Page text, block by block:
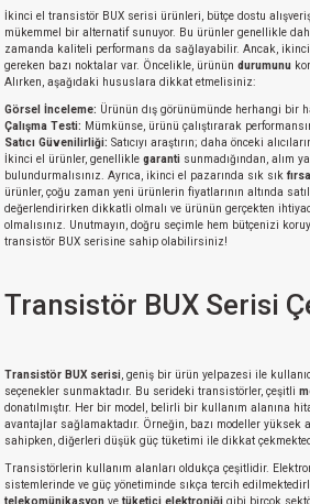
İkinci el transistör BUX serisi ürünleri, bütçe dostu
mükemmel bir alternatif sunuyor. Bu ürünler genellikle
zamanda kaliteli performans da sağlayabilir. Ancak,
gereken bazı noktalar var. Öncelikle, ürünün durumunu
Alırken, aşağıdaki hususlara dikkat etmelisiniz:
Görsel İnceleme: Ürünün dış görünümünde herhangi bir
Çalışma Testi: Mümkünse, ürünü çalıştırarak
Satıcı Güvenilirliği: Satıcıyı araştırın; daha önceki
İkinci el ürünler, genellikle garanti sunmadığından, alım
bulundurmalısınız. Ayrıca, ikinci el pazarında sık sık
ürünler, çoğu zaman yeni ürünlerin fiyatlarının altında
değerlendirirken dikkatli olmalı ve ürünün gerçekten
olmalısınız. Unutmayın, doğru seçimle hem bütçenizi
transistör BUX serisine sahip olabilirsiniz!
Transistör BUX Serisi
Transistör BUX serisi, geniş bir ürün yelpazesi ile
seçenekler sunmaktadır. Bu serideki transistörler, çeşitli
donatılmıştır. Her bir model, belirli bir kullanım alanına
avantajlar sağlamaktadır. Örneğin, bazı modeller yüksek
sahipken, diğerleri düşük güç tüketimi ile dikkat
Transistörlerin kullanım alanları oldukça çeşitlidir.
sistemlerinde ve güç yönetiminde sıkça tercih